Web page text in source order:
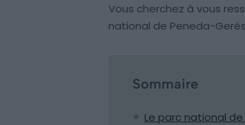
Vous cherchez à vous
national de Peneda-
Sommaire
Le parc national